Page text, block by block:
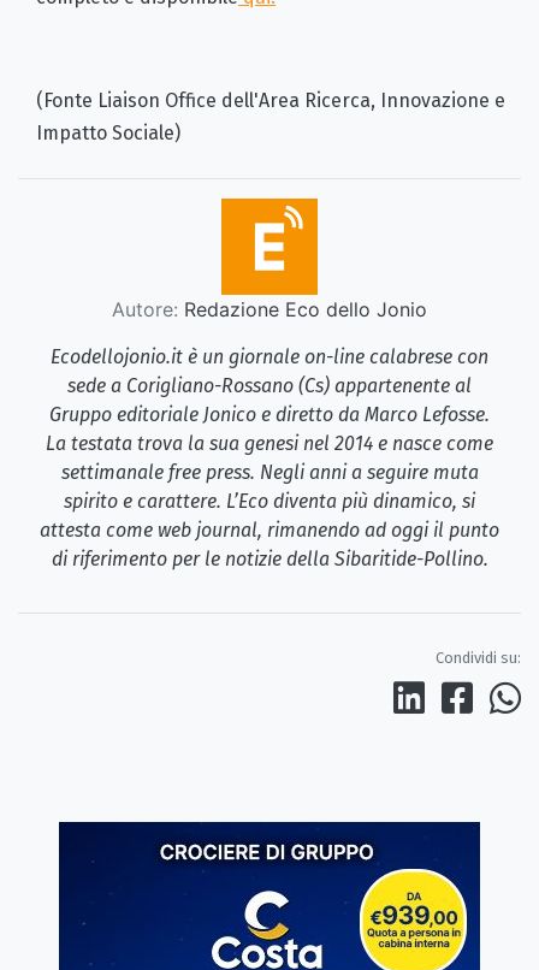
(Fonte Liaison Office dell'Area Ricerca, Innovazione e
Impatto Sociale)
Autore: Redazione Eco dello Jonio
Ecodellojonio.it è un giornale on-line calabrese con
sede a Corigliano-Rossano (Cs) appartenente al
Gruppo editoriale Jonico e diretto da Marco Lefosse.
La testata trova la sua genesi nel 2014 e nasce come
settimanale free press. Negli anni a seguire muta
spirito e carattere. L’Eco diventa più dinamico, si
attesta come web journal, rimanendo ad oggi il punto
di riferimento per le notizie della Sibaritide-Pollino.
Condividi su: